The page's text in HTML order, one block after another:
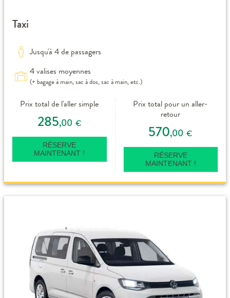
Taxi
Jusqu'à 4 de passagers
4 valises moyennes
(+ bagage à main, sac à dos, sac à main, etc.)
Prix total de l'aller simple
285,00 €
RÉSERVE
MAINTENANT !
Prix total pour un aller-
retour
570,00 €
RÉSERVE
MAINTENANT !